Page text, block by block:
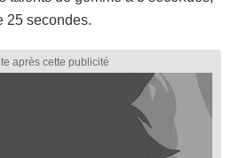
25 secondes.